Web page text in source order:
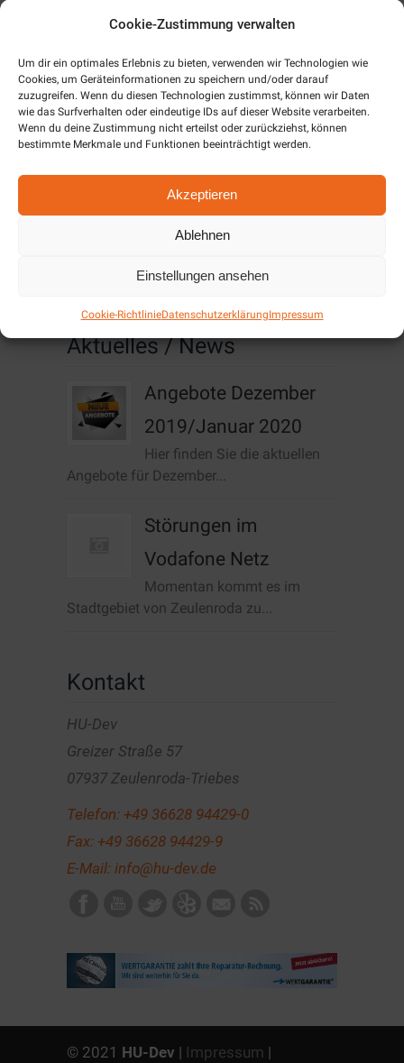
Cookie-Zustimmung verwalten
Um dir ein optimales Erlebnis zu bieten, verwenden wir Technologien wie
Cookies, um Geräteinformationen zu speichern und/oder darauf
zuzugreifen. Wenn du diesen Technologien zustimmst, können wir Daten
wie das Surfverhalten oder eindeutige IDs auf dieser Website verarbeiten.
Wenn du deine Zustimmung nicht erteilst oder zurückziehst, können
bestimmte Merkmale und Funktionen beeinträchtigt werden.
Akzeptieren
Ablehnen
Einstellungen ansehen
Cookie-RichtlinieDatenschutzerklärungImpressum
Computer, IT & Infrastruktur
Web-Design & Hosting
Kommunikation
Software
Alarm & SmartHome
Cookie-Richtlinie (EU)
Aktuelles / News
Angebote Dezember
2019/Januar 2020
Hier finden Sie die aktuellen
Angebote für Dezember...
Störungen im
Vodafone Netz
Momentan kommt es im
Stadtgebiet von Zeulenroda zu...
Kontakt
HU-Dev
Greizer Straße 57
07937 Zeulenroda-Triebes
Telefon: +49 36628 94429-0
Fax: +49 36628 94429-9
E-Mail: info@hu-dev.de
© 2021 HU-Dev | Impressum |